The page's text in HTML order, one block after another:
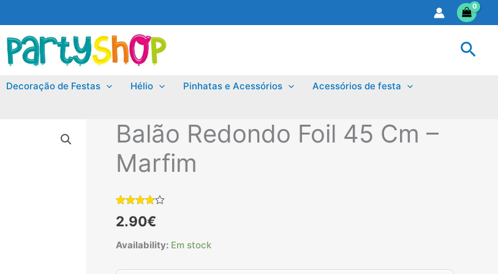
Decoração de Festas Hélio Pinhatas e Acessórios
Acessórios de festa
Balão Redondo Foil 45 Cm –
Marfim
com3.83
base em
classificações
clientes
2.90€
Availability: Em stock